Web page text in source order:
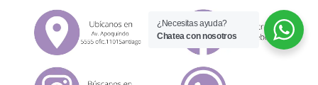
¿Necesitas ayuda?
Chatea con nosotros